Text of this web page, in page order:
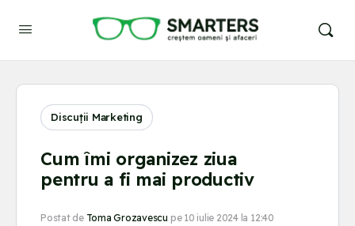
Discuții Marketing
Cum îmi organizez ziua
pentru a fi mai productiv
Postat de Toma Grozavescu pe 10 iulie 2024 la 12:40